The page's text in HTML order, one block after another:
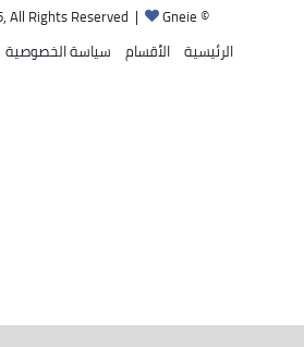
© Copyright 2026, All Rights Reserved |
Gneie
الرئيسية الأقسام سياسة الخصوصية